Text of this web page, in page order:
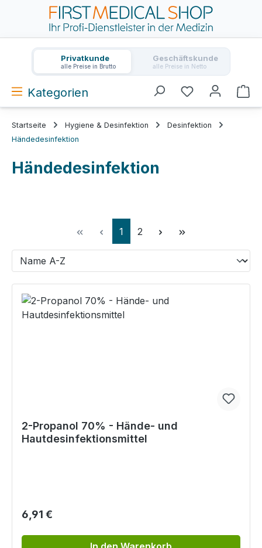
Zum Hauptinhalt springen
Privatkunde
alle Preise in Brutto
Geschäftskunde
alle Preise in Netto
Kategorien
Startseite Hygiene & Desinfektion
Desinfektion
Händedesinfektion
Händedesinfektion
Seite
1 Seite
2
2-Propanol 70% - Hände- und
Hautdesinfektionsmittel
Regulärer Preis:
6,91 €